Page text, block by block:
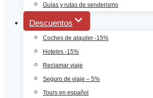
Guías y rutas de senderismo
Descuentos
Coches de alquiler -15%
Hoteles -15%
Reclamar viaje
Seguro de viaje – 5%
Tours en español